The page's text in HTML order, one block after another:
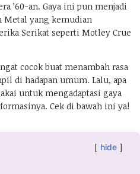
’60-an. Gaya ini pun menjadi
Metal yang kemudian
Serikat seperti Motley Crue
cocok buat menambah rasa
di hadapan umum. Lalu, apa
untuk mengadaptasi gaya
Cek di bawah ini ya!
hide